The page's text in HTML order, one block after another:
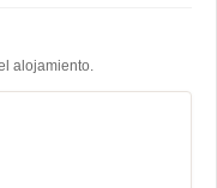
alojamiento.